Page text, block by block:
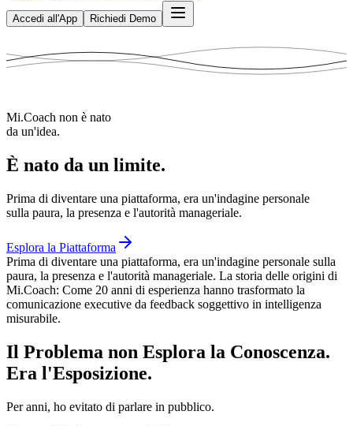
Accedi all'App Richiedi Demo
Mi.Coach non è nato
da un'idea.
È nato da un limite.
Prima di diventare una piattaforma, era un'indagine personale
sulla paura, la presenza e l'autorità manageriale.
Esplora la Piattaforma
Prima di diventare una piattaforma, era un'indagine personale sulla
paura, la presenza e l'autorità manageriale. La storia delle origini di
Mi.Coach: Come 20 anni di esperienza hanno trasformato la
comunicazione executive da feedback soggettivo in intelligenza
misurabile.
Il Problema non Esplora la Conoscenza.
Era l'Esposizione.
Per anni, ho evitato di parlare in pubblico.